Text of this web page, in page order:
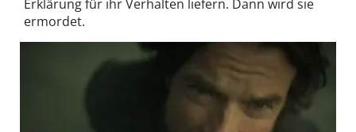
Erklärung für ihr Verhalten liefern. Dann wird sie
ermordet.